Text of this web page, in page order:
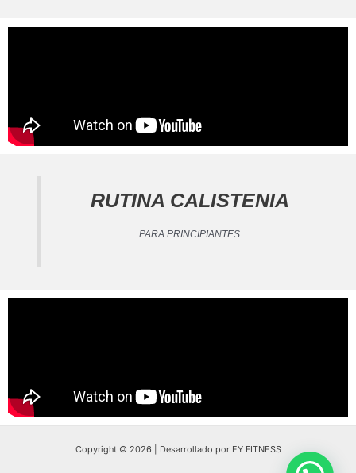
RUTINA CALISTENIA
PARA PRINCIPIANTES
Copyright © 2026 | Desarrollado por EY FITNESS